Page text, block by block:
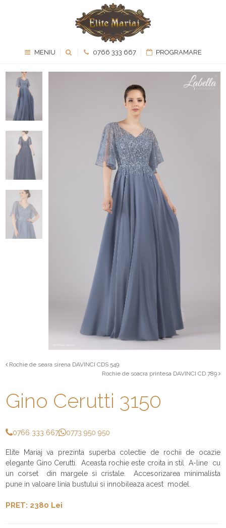
MENIU 0766 333 667 PROGRAMARE
Rochie de seara sirena DAVINCI CDS 549
Rochie de soacra printesa DAVINCI CD 789
Gino Cerutti 3150
0766 333 667 0773 950 950
Elite Mariaj va prezinta superba colectie de rochii de ocazie
elegante Gino Cerutti. Aceasta rochie este croita in stil A-line cu
un corset din margele si cristale. Accesorizarea minimalista
pune in valoare linia bustului si innobileaza acest model.
PRET: 2380 Lei